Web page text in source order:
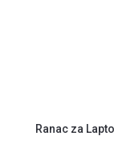
Ranac za